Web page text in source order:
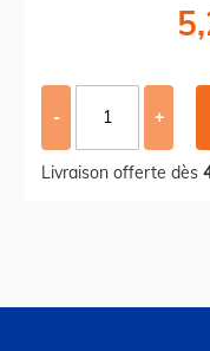
- +
Livraison offerte dès